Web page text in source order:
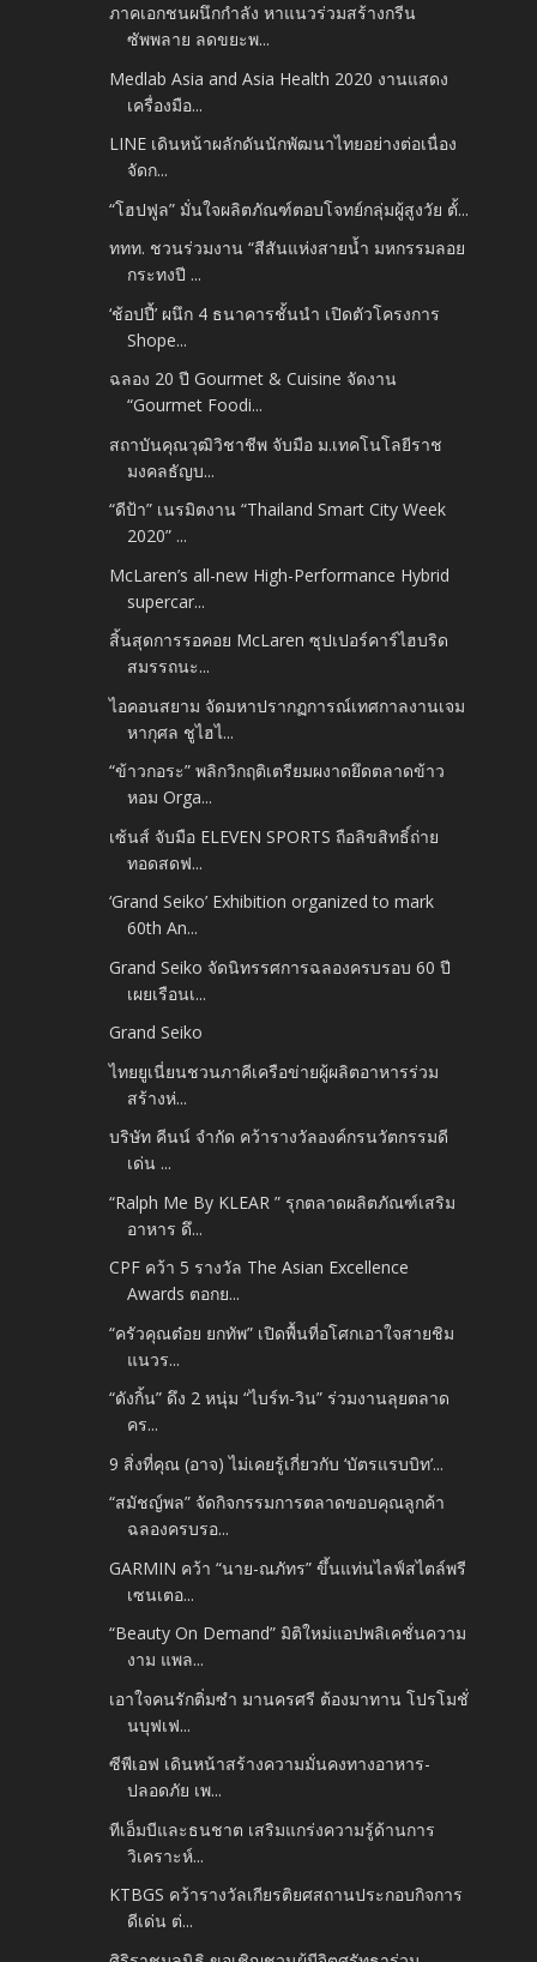
ภาคเอกชนผนึกกำลัง หาแนวร่วมสร้างกรีน
ซัพพลาย ลดขยะพ...
Medlab Asia and Asia Health 2020 งานแสดง
เครื่องมือ...
LINE เดินหน้าผลักดันนักพัฒนาไทยอย่างต่อเนื่อง
จัดก...
“โฮปฟูล” มั่นใจผลิตภัณฑ์ตอบโจทย์กลุ่มผู้สูงวัย ตั้...
ททท. ชวนร่วมงาน “สีสันแห่งสายน้ำ มหกรรมลอย
กระทงปี ...
‘ช้อปปี้’ ผนึก 4 ธนาคารชั้นนำ เปิดตัวโครงการ
Shope...
ฉลอง 20 ปี Gourmet & Cuisine จัดงาน
“Gourmet Foodi...
สถาบันคุณวุฒิวิชาชีพ จับมือ ม.เทคโนโลยีราช
มงคลธัญบ...
“ดีป้า” เนรมิตงาน “Thailand Smart City Week
2020” ...
McLaren’s all-new High-Performance Hybrid
supercar...
สิ้นสุดการรอคอย McLaren ซุปเปอร์คาร์ไฮบริด
สมรรถนะ...
ไอคอนสยาม จัดมหาปรากฏการณ์เทศกาลงานเจม
หากุศล ชูไฮไ...
“ข้าวกอระ” พลิกวิกฤติเตรียมผงาดยึดตลาดข้าว
หอม Orga...
เซ้นส์ จับมือ ELEVEN SPORTS ถือลิขสิทธิ์ถ่าย
ทอดสดฟ...
‘Grand Seiko’ Exhibition organized to mark
60th An...
Grand Seiko จัดนิทรรศการฉลองครบรอบ 60 ปี
เผยเรือนเ...
Grand Seiko
ไทยยูเนี่ยนชวนภาคีเครือข่ายผู้ผลิตอาหารร่วม
สร้างห่...
บริษัท คีนน์ จำกัด คว้ารางวัลองค์กรนวัตกรรมดี
เด่น ...
“Ralph Me By KLEAR ” รุกตลาดผลิตภัณฑ์เสริม
อาหาร ดึ...
CPF คว้า 5 รางวัล The Asian Excellence
Awards ตอกย...
“ครัวคุณต๋อย ยกทัพ” เปิดพื้นที่อโศกเอาใจสายชิม
แนวร...
“ดังกิ้น” ดึง 2 หนุ่ม “ไบร์ท-วิน” ร่วมงานลุยตลาด
คร...
9 สิ่งที่คุณ (อาจ) ไม่เคยรู้เกี่ยวกับ ‘บัตรแรบบิท’...
“สมัชญ์พล” จัดกิจกรรมการตลาดขอบคุณลูกค้า
ฉลองครบรอ...
GARMIN คว้า “นาย-ณภัทร” ขึ้นแท่นไลฟ์สไตล์พรี
เซนเตอ...
“Beauty On Demand” มิติใหม่แอปพลิเคชั่นความ
งาม แพล...
เอาใจคนรักติ่มซำ มานครศรี ต้องมาทาน โปรโมชั่
นบุฟเฟ...
ซีพีเอฟ เดินหน้าสร้างความมั่นคงทางอาหาร-
ปลอดภัย เพ...
ทีเอ็มบีและธนชาต เสริมแกร่งความรู้ด้านการ
วิเคราะห์...
KTBGS คว้ารางวัลเกียรติยศสถานประกอบกิจการ
ดีเด่น ต่...